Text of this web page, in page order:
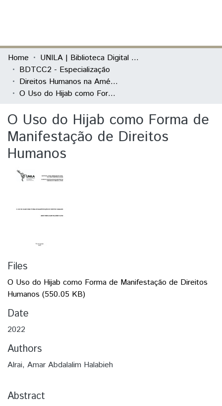
Communities & Collections
All of DSpace
Statistics
Home
UNILA | Biblioteca Digital de Trabalhos de Conclusão de Curso
BDTCC2 - Especialização
Direitos Humanos na América Latina
O Uso do Hijab como Forma de Manifestação de Direitos Humanos
O Uso do Hijab como Forma de
Manifestação de Direitos
Humanos
Files
O Uso do Hijab como Forma de Manifestação de Direitos
Humanos (550.05 KB)
Date
2022
Authors
Alrai, Amar Abdalalim Halabieh
Abstract